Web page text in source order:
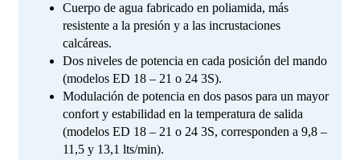
Cuerpo de agua fabricado en poliamida, más
resistente a la presión y a las incrustaciones
calcáreas.
Dos niveles de potencia en cada posición del mando
(modelos ED 18 – 21 o 24 3S).
Modulación de potencia en dos pasos para un mayor
confort y estabilidad en la temperatura de salida
(modelos ED 18 – 21 o 24 3S, corresponden a 9,8 –
11,5 y 13,1 lts/min).